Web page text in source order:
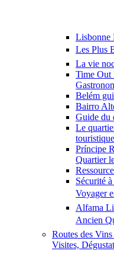
Lisbonne
Les Plus
La vie
Time Out
Belém
Bairro
Guide du
Le
touristique
Príncipe
Quartier
Sécurité
Voyager
Alfama
Ancien
Routes des
Visites,